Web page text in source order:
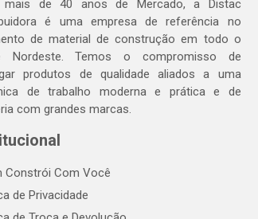
mais de 40 anos de Mercado, a Distac
é uma empresa de referência no
de material de construção em todo o
Nordeste. Temos o compromisso de
produtos de qualidade aliados a uma
de trabalho moderna e prática e de
com grandes marcas.
Constrói Com Você
de Privacidade